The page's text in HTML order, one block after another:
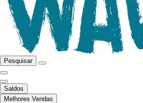
Pesquisar
Saldos
Melhores Vendas